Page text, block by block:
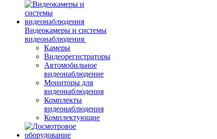
Видеокамеры и системы
видеонаблюдения
Камеры
Видеорегистраторы
Автомобильное
видеонаблюдение
Мониторы для
видеонаблюдения
Комплекты
видеонаблюдения
Комплектующие